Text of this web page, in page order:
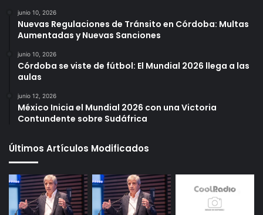
junio 10, 2026
Nuevas Regulaciones de Tránsito en Córdoba: Multas
Aumentadas y Nuevas Sanciones
junio 10, 2026
Córdoba se viste de fútbol: El Mundial 2026 llega a las
aulas
junio 12, 2026
México Inicia el Mundial 2026 con una Victoria
Contundente sobre Sudáfrica
Últimos Artículos Modificados